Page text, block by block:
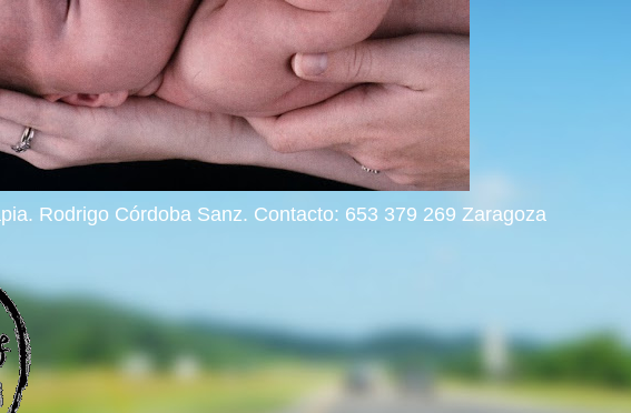
Rodrigo Córdoba Sanz. Contacto: 653 379 269 Zaragoza